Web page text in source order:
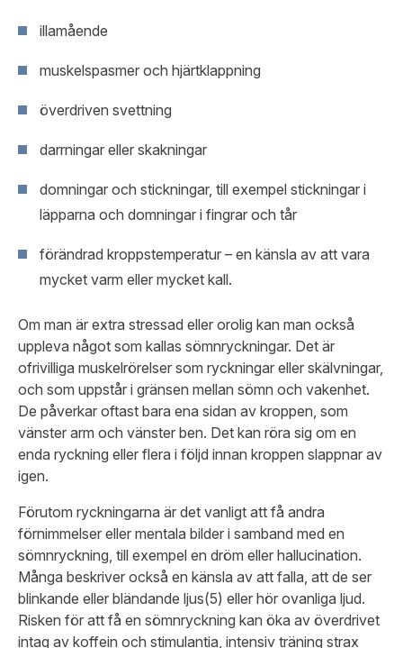
illamående
muskelspasmer och hjärtklappning
överdriven svettning
darrningar eller skakningar
domningar och stickningar, till exempel stickningar i
läpparna och domningar i fingrar och tår
förändrad kroppstemperatur – en känsla av att vara
mycket varm eller mycket kall.
Om man är extra stressad eller orolig kan man också
uppleva något som kallas sömnryckningar. Det är
ofrivilliga muskelrörelser som ryckningar eller skälvningar,
och som uppstår i gränsen mellan sömn och vakenhet.
De påverkar oftast bara ena sidan av kroppen, som
vänster arm och vänster ben. Det kan röra sig om en
enda ryckning eller flera i följd innan kroppen slappnar av
igen.
Förutom ryckningarna är det vanligt att få andra
förnimmelser eller mentala bilder i samband med en
sömnryckning, till exempel en dröm eller hallucination.
Många beskriver också en känsla av att falla, att de ser
blinkande eller bländande ljus(5) eller hör ovanliga ljud.
Risken för att få en sömnryckning kan öka av överdrivet
intag av koffein och stimulantia, intensiv träning strax